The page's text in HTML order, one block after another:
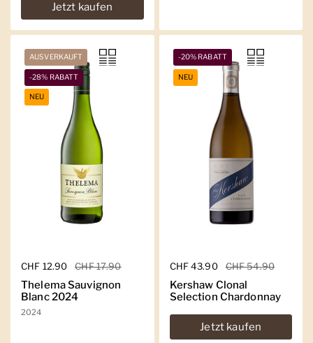
Jetzt kaufen
Regulärer Preis
CHF 12.90 Sale-Preis
CHF 17.90
Thelema Sauvignon
Blanc 2024
2024
AUSVERKAUFT
-28% RABATT
NEU
Regulärer Preis
CHF 43.90 Sale-Preis
CHF 54.90
Kershaw Clonal
Selection Chardonnay
Jetzt kaufen
-20% RABATT
NEU